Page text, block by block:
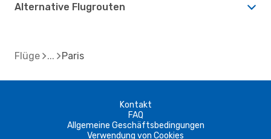
Alternative Flugrouten
Flüge Paris
Kontakt
FAQ
Allgemeine Geschäftsbedingungen
Verwendung von Cookies